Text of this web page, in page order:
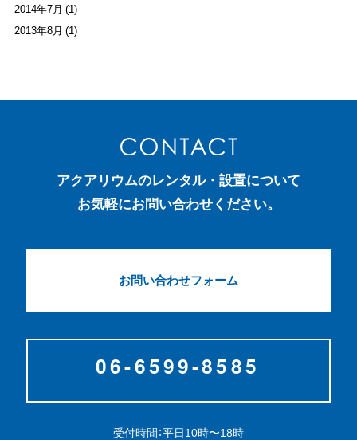
2014年7月 (1)
2013年8月 (1)
アクアリウムのレンタル・設置について
お気軽にお問い合わせください。
お問い合わせフォーム
受付時間：平日10時〜18時